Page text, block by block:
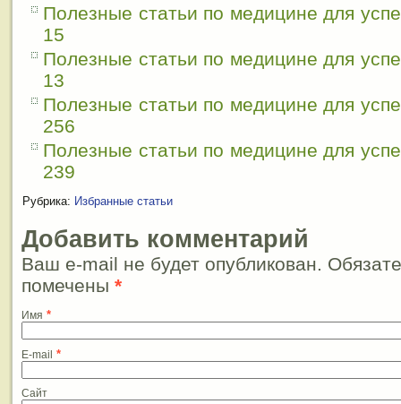
Полезные статьи по медицине для
15
Полезные статьи по медицине для
13
Полезные статьи по медицине для
256
Полезные статьи по медицине для
239
Рубрика: Избранные статьи
Добавить комментарий
Ваш e-mail не будет опубликован.
помечены *
Имя *
E-mail *
Сайт